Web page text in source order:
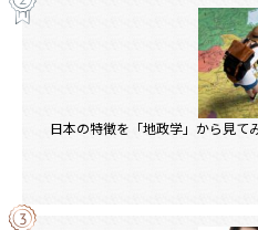
日本の特徴を「地政学」から見て